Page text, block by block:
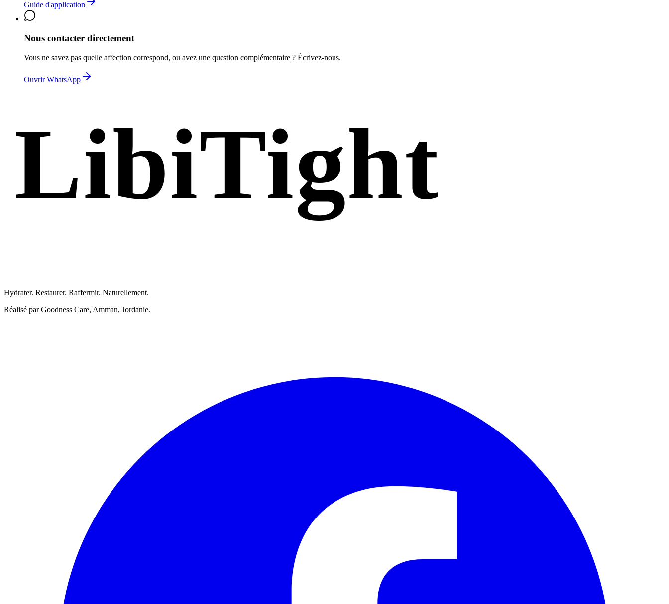
Guide d'application
Nous contacter directement
Vous ne savez pas quelle affection correspond, ou avez une question complémentaire ? Écrivez-nous.
Ouvrir WhatsApp
LibiTight
Hydrater. Restaurer. Raffermir. Naturellement.
Réalisé par Goodness Care, Amman, Jordanie.